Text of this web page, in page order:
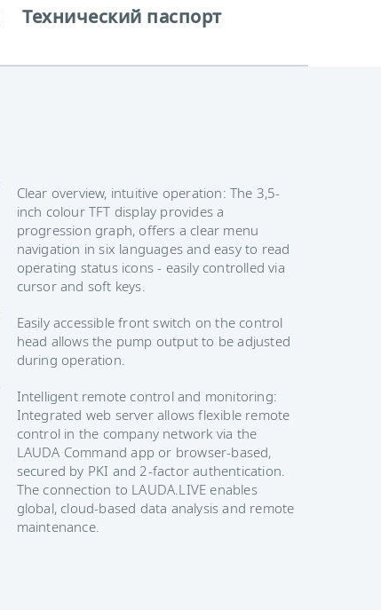
Технический паспорт
Clear overview, intuitive operation: The 3,5-
inch colour TFT display provides a
progression graph, offers a clear menu
navigation in six languages and easy to read
operating status icons - easily controlled via
cursor and soft keys.
Easily accessible front switch on the control
head allows the pump output to be adjusted
during operation.
Intelligent remote control and monitoring:
Integrated web server allows flexible remote
control in the company network via the
LAUDA Command app or browser-based,
secured by PKI and 2-factor authentication.
The connection to LAUDA.LIVE enables
global, cloud-based data analysis and remote
maintenance.